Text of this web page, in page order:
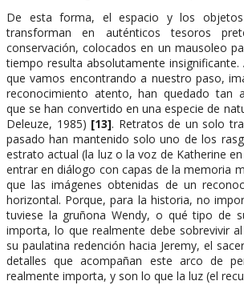
De esta forma, el espacio y los
transforman en auténticos tesoros
conservación, colocados en un mausoleo
tiempo resulta absolutamente insignificante.
que vamos encontrando a nuestro paso,
reconocimiento atento, han quedado tan
que se han convertido en una especie de
Deleuze, 1985) [13]. Retratos de un solo
pasado han mantenido solo uno de los
estrato actual (la luz o la voz de Katherine
entrar en diálogo con capas de la memoria
que las imágenes obtenidas de un
horizontal. Porque, para la historia, no
tuviese la gruñona Wendy, o qué tipo de
importa, lo que realmente debe sobrevivir
su paulatina redención hacia Jeremy, el
detalles que acompañan este arco de
realmente importa, y son lo que la luz (el